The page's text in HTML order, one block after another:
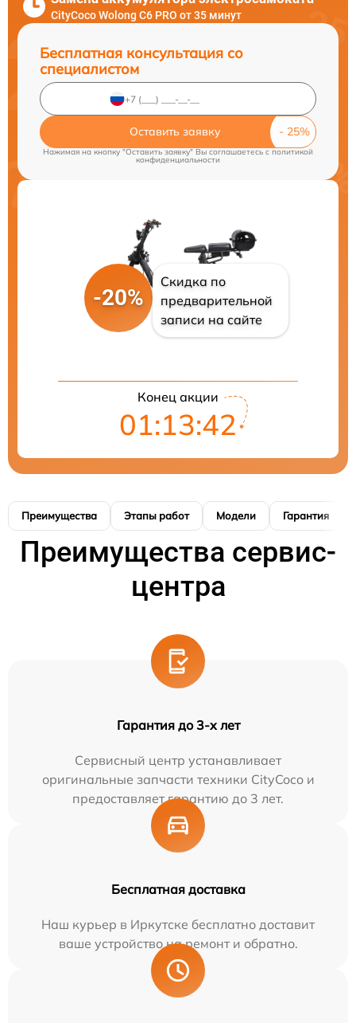
CityCoco Wolong C6 PRO от 35 минут
Бесплатная консультация со
специалистом
Оставить заявку
Нажимая на кнопку "Оставить заявку" Вы соглашаетесь cполитикой
конфиденциальности
-20%
Скидка по
предварительной
записи на сайте
Конец акции
01:13:41
Преимущества Этапы работ Модели Гарантия
Преимущества сервис-
центра
Гарантия до 3-х лет
Сервисный центр устанавливает
оригинальные запчасти техники CityCoco и
предоставляет гарантию до 3 лет.
Бесплатная доставка
Наш курьер в Иркутске бесплатно доставит
ваше устройство на ремонт и обратно.